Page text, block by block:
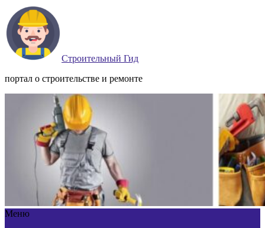
Строительный Гид
портал о строительстве и ремонте
Меню